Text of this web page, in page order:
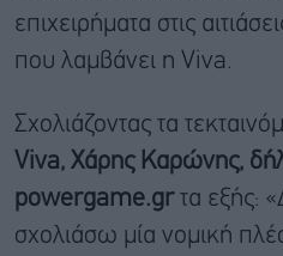
επιχειρήματα στις
που λαμβάνει η Viva.
Σχολιάζοντας τα
Viva, Χάρης Καρώνης,
powergame.gr τα εξής: «
σχολιάσω μία νομική